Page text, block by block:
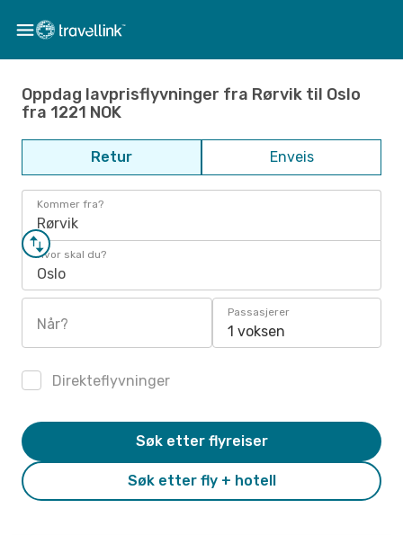
Oppdag lavprisflyvninger fra Rørvik til Oslo
fra 1221 NOK
Retur Enveis
Kommer fra?
Rørvik
Hvor skal du?
Oslo
Når?
Passasjerer
1 voksen
Direkteflyvninger
Søk etter fly + hotell
Søk etter flyreiser